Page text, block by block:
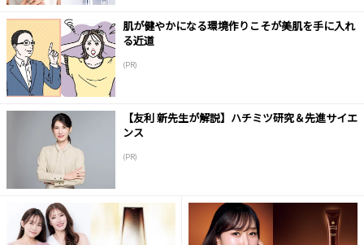
肌が健やかになる環境作りこそが美肌を手に入れ
る近道
(PR)
【友利 新先生が解説】ハチミツ研究＆先進サイエ
ンス
(PR)